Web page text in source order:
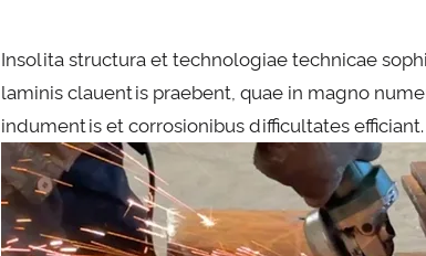
Insolita structura et technologiae technicae
laminis clauentis praebent, quae in magno
indumentis et corrosionibus difficultates efficiant.